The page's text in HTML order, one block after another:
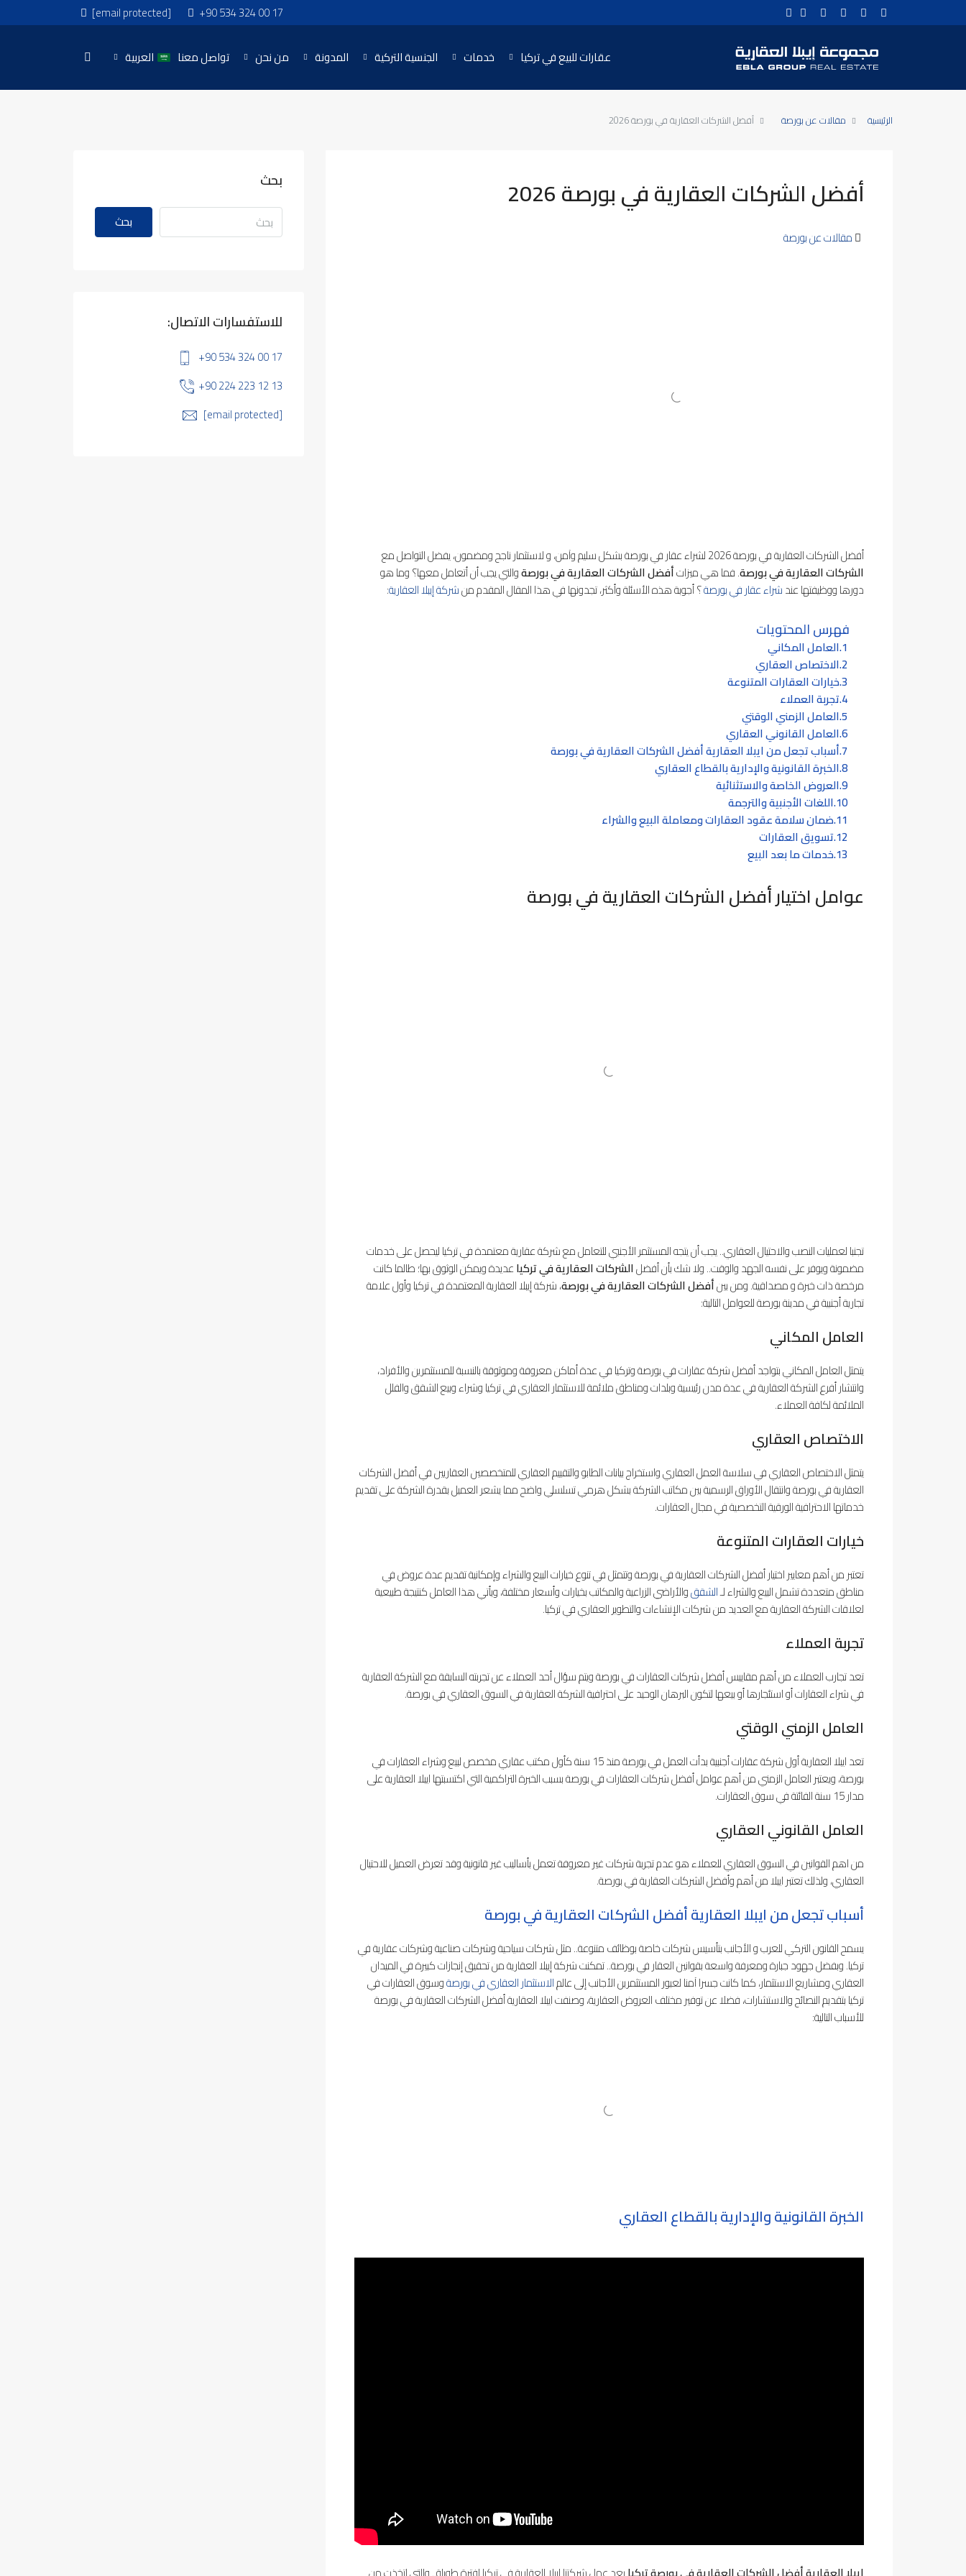
+90 534 324 00 17
[email protected]
عقارات للبيع في تركيا خدمات الجنسية التركية المدونة من نحن تواصل معنا العربية
الرئيسية مقالات عن بورصة أفضل الشركات العقارية في بورصة 2026
أفضل الشركات العقارية في بورصة 2026
مقالات عن بورصة
أفضل الشركات العقارية في بورصة 2026 لشراء عقار في بورصة بشكل سليم وآمن، و لاستثمار ناجح ومضمون، يفضل التواصل مع
الشركات العقارية في بورصة. فما هي ميزاتأفضل الشركات العقارية في بورصةوالتي يجب أن أتعامل معها؟ وما هو
دورها ووظيفتها عندشراء عقار في بورصة؟ أجوبة هذه الأسئلة وأكثر، تجدونها في هذا المقال المقدم منشركة إيبلا العقارية:
فهرس المحتويات
العامل المكاني
الاختصاص العقاري
خيارات العقارات المتنوعة
تجربة العملاء
العامل الزمني الوقتي
العامل القانوني العقاري
أسباب تجعل من ايبلا العقارية أفضل الشركات العقارية في بورصة
الخبرة القانونية والإدارية بالقطاع العقاري
العروض الخاصة والاستثنائية
اللغات الأجنبية والترجمة
ضمان سلامة عقود العقارات ومعاملة البيع والشراء
تسويق العقارات
خدمات ما بعد البيع
عوامل اختيار أفضل الشركات العقارية في بورصة
تجنبا لعمليات النصب والاحتيال العقاري.. يجب أن يتجه المستثمر الأجنبي للتعامل مع شركة عقارية معتمدة في تركيا ليحصل على خدمات
مضمونة ويوفر على نفسه الجهد والوقت.. ولا شك بأن أفضلالشركات العقارية في تركياعديدة ويمكن الوثوق بها؛ طالما كانت
مرخصة ذات خبرة و مصداقية. ومن بينأفضل الشركات العقارية في بورصة، شركة إيبلا العقارية المعتمدة في تركيا وأول علامة
تجارية أجنبية في مدينة بورصة للعوامل التالية:
العامل المكاني
يتمثل العامل المكاني بتواجد أفضل شركة عقارات في بورصة وتركيا في عدة أماكن معروفة وموثوقة بالنسبة للمستثمرين والأفراد،
وانتشار أفرع الشركة العقارية في عدة مدن رئيسية وبلدات ومناطق ملائمة للاستثمار العقاري في تركيا وشراء وبيع الشقق والفلل
الملائمة لكافة العملاء.
الاختصاص العقاري
يتمثل الاختصاص العقاري في سلاسة العمل العقاري واستخراج بيانات الطابو والتقييم العقاري للمتخصصين العقاريين في أفضل الشركات
العقارية في بورصة وانتقال الأوراق الرسمية بين مكاتب الشركة بشكل هرمي تسلسلي واضح مما يشعر العميل بقدرة الشركة على تقديم
خدماتها الاحترافية الورقية التخصصية في مجال العقارات.
خيارات العقارات المتنوعة
تعتبر من أهم معايير اختيار أفضل الشركات العقارية في بورصة وتتمثل في تنوع خيارات البيع والشراء وإمكانية تقديم عدة عروض في
مناطق متعددة تشمل البيع والشراء لـالشققوالأراضي الزراعية والمكاتب بخيارات وأسعار مختلفة، ويأتي هذا العامل كنتيجة طبيعية
لعلاقات الشركة العقارية مع العديد من شركات الإنشاءات والتطوير العقاري في تركيا.
تجربة العملاء
تعد تجارب العملاء من أهم مقاييس أفضل شركات العقارات في بورصة ويتم سؤال أحد العملاء عن تجربته السابقة مع الشركة العقارية
في شراء العقارات أو استئجارها أو بيعها لتكون البرهان الوحيد على احترافية الشركة العقارية في السوق العقاري في بورصة.
العامل الزمني الوقتي
تعد ايبلا العقارية أول شركة عقارات أجنبية بدأت العمل في بورصة منذ 15 سنة كأول مكتب عقاري مخصص لبيع وشراء العقارات في
بورصة، ويعتبر العامل الزمني من أهم عوامل أفضل شركات العقارات في بورصة بسبب الخبرة التراكمية التي اكتسبتها ايبلا العقارية على
مدار 15 سنة الفائتة في سوق العقارات.
العامل القانوني العقاري
من اهم القوانين في السوق العقاري للعملاء هو عدم تجربة شركات غير معروفة تعمل بأساليب غير قانونية وقد تعرض العميل للاحتيال
العقاري، ولذلك تعتبر ايبلا من أهم وأفضل الشركات العقارية في بورصة.
أسباب تجعل من ايبلا العقارية أفضل الشركات العقارية في بورصة
يسمح القانون التركي للعرب و الأجانب بتأسيس شركات خاصة بوظائف متنوعة.. مثل شركات سياحية وشركات صناعية وشركات عقارية في
تركيا. وبفضل جهود جبارة ومعرفة واسعة بقوانين العقار في بورصة.. تمكنت شركة إيبلا العقارية من تحقيق إنجازات كبيرة في الميدان
العقاري ومشاريع الاستثمار، كما كانت جسرا آمنا لعبور المستثمرين الأجانب إلى عالمالاستثمار العقاري في بورصةوسوق العقارات في
تركيا بتقديم النصائح والاستشارات، فضلا عن توفير مختلف العروض العقارية، وصنفت ايبلا العقارية أفضل الشركات العقارية في بورصة
للأسباب التالية:
الخبرة القانونية والإدارية بالقطاع العقاري
بحث
بحث
للاستفسارات الاتصال:
+90 534 324 00 17
+90 224 223 12 13
[email protected]